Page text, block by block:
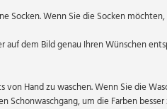
Socken. Wenn Sie die Socken
auf dem Bild genau Ihren Wünschen
von Hand zu waschen. Wenn Sie die
Schonwaschgang, um die Farben